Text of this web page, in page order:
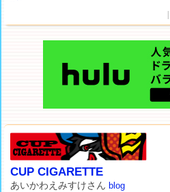
CUP CIGARETTE
あいかわえみすけさんblog